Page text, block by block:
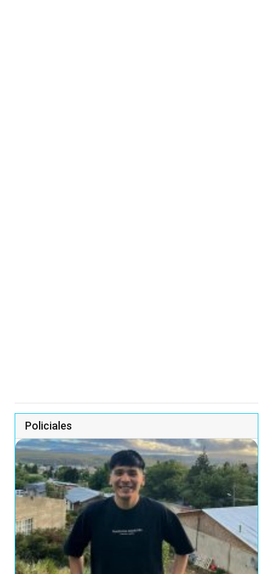
Policiales